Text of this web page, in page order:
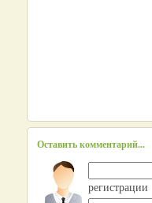
Оставить комментарий...
регистрации